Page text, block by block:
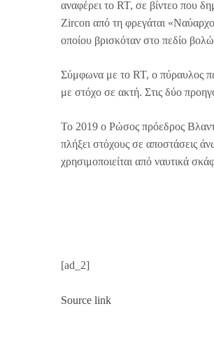
αναφέρει το RT, σε βίντεο που
Zircon από τη φρεγάται
οποίου βρισκόταν στο πεδίο
Σύμφωνα με το RT, ο πύραυλος
με στόχο σε ακτή. Στις δύο
Το 2019 ο Ρώσος πρόεδρος
πλήξει στόχους σε αποστάσεις
χρησιμοποιείται από ναυτικά
[ad_2]
Source link